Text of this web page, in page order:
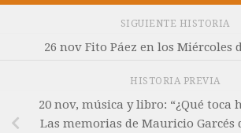
SIGUIENTE HISTORIA
26 nov Fito Páez en los Miércoles
HISTORIA PREVIA
20 nov, música y libro: “¿Qué toca
Las memorias de Mauricio Garcés